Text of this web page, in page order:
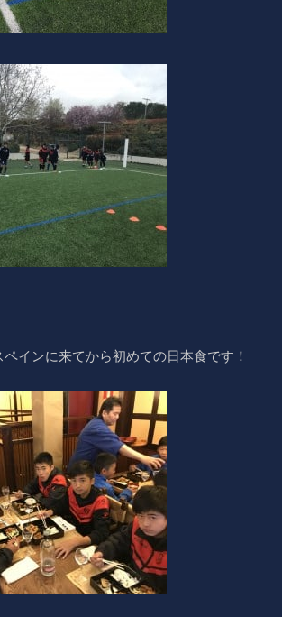
インに来てから初めての日本食です！